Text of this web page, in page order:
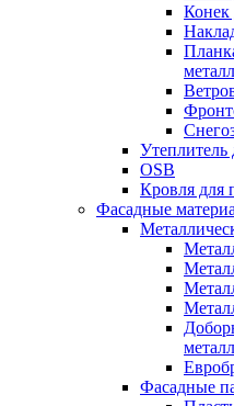
Конек
Утеплитель
OSB
Кровля для
Фасадные
Фасадные